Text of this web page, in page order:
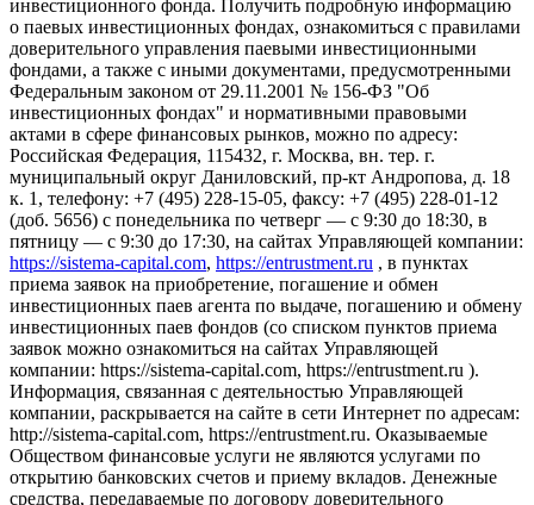
инвестиционного фонда. Получить подробную информацию
о паевых инвестиционных фондах, ознакомиться с правилами
доверительного управления паевыми инвестиционными
фондами, а также с иными документами, предусмотренными
Федеральным законом от 29.11.2001 № 156-ФЗ "Об
инвестиционных фондах" и нормативными правовыми
актами в сфере финансовых рынков, можно по адресу:
Российская Федерация, 115432, г. Москва, вн. тер. г.
муниципальный округ Даниловский, пр-кт Андропова, д. 18
к. 1, телефону: +7 (495) 228-15-05, факсу: +7 (495) 228-01-12
(доб. 5656) с понедельника по четверг — c 9:30 до 18:30, в
пятницу — с 9:30 до 17:30, на сайтах Управляющей компании:
https://sistema-capital.com, https://entrustment.ru , в пунктах
приема заявок на приобретение, погашение и обмен
инвестиционных паев агента по выдаче, погашению и обмену
инвестиционных паев фондов (со списком пунктов приема
заявок можно ознакомиться на сайтах Управляющей
компании: https://sistema-capital.com, https://entrustment.ru ).
Информация, связанная с деятельностью Управляющей
компании, раскрывается на сайте в сети Интернет по адресам:
http://sistema-capital.com, https://entrustment.ru. Оказываемые
Обществом финансовые услуги не являются услугами по
открытию банковских счетов и приему вкладов. Денежные
средства, передаваемые по договору доверительного